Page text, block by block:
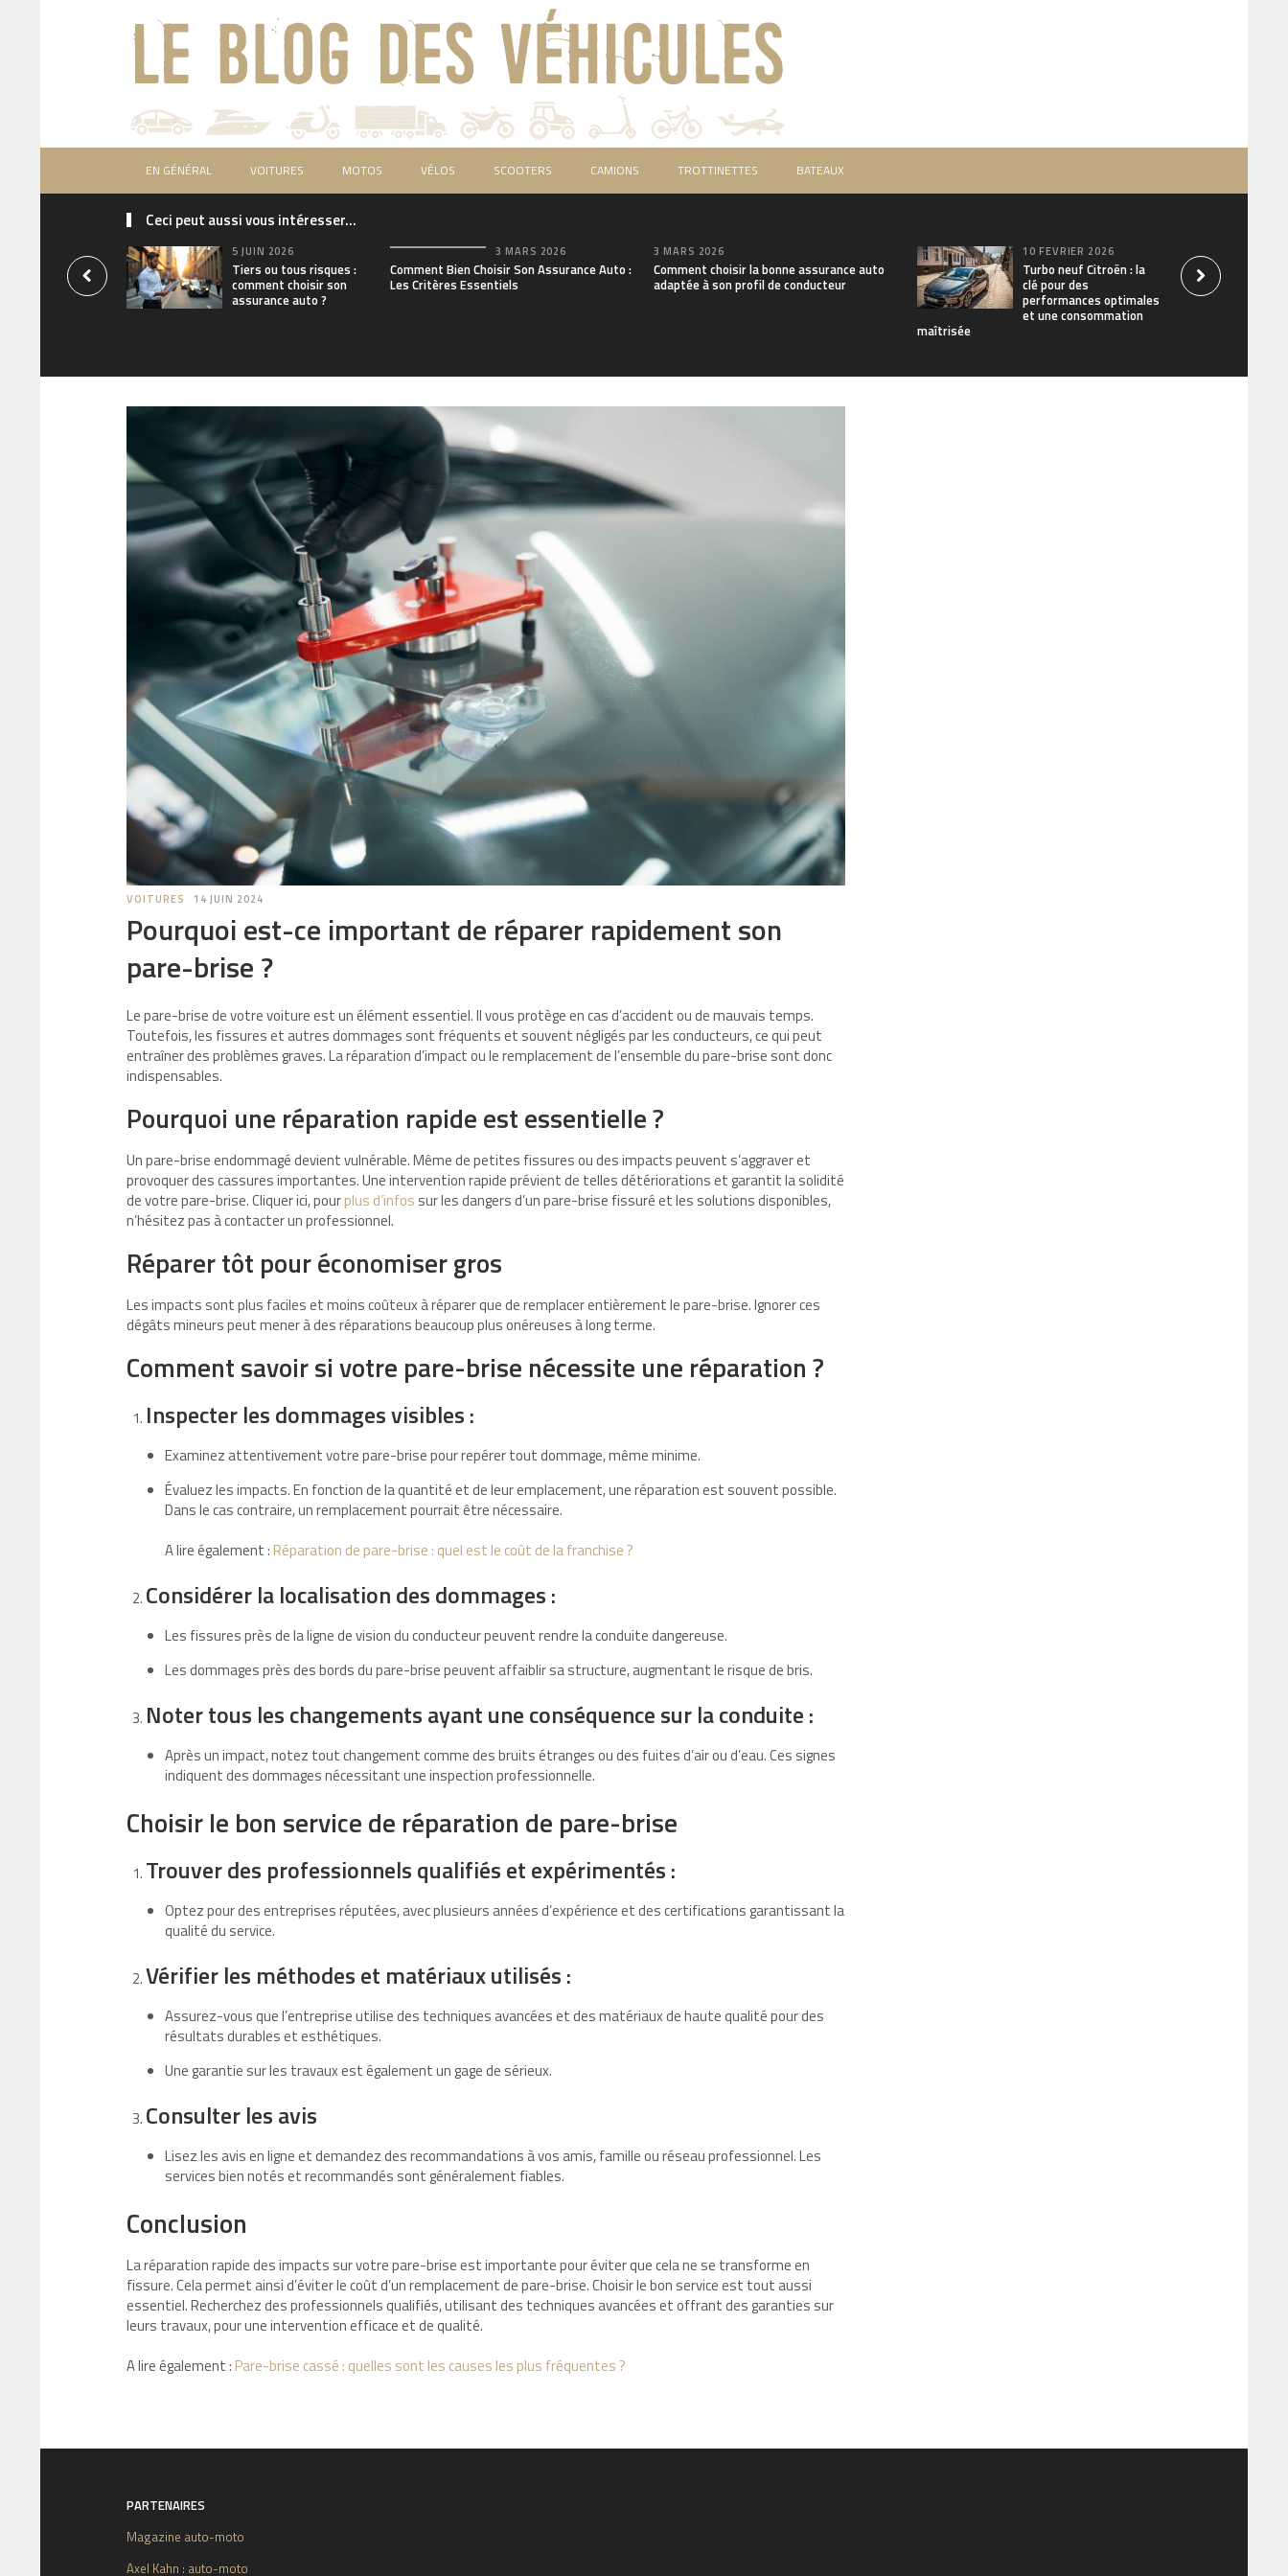
EN GÉNÉRAL VOITURES MOTOS VÉLOS SCOOTERS CAMIONS TROTTINETTES BATEAUX
Ceci peut aussi vous intéresser...
5 JUIN 2026
Tiers ou tous risques :
comment choisir son
assurance auto ?
3 MARS 2026
Comment Bien Choisir Son Assurance Auto :
Les Critères Essentiels
3 MARS 2026
Comment choisir la bonne assurance auto
adaptée à son profil de conducteur
10 FÉVRIER 2026
Turbo neuf Citroën : la
clé pour des
performances optimales
et une consommation
maîtrisée
VOITURES 14 JUIN 2024
Pourquoi est-ce important de réparer rapidement son
pare-brise ?
Le pare-brise de votre voiture est un élément essentiel. Il vous protège en cas d’accident ou de mauvais temps.
Toutefois, les fissures et autres dommages sont fréquents et souvent négligés par les conducteurs, ce qui peut
entraîner des problèmes graves. La réparation d’impact ou le remplacement de l’ensemble du pare-brise sont donc
indispensables.
Pourquoi une réparation rapide est essentielle ?
Un pare-brise endommagé devient vulnérable. Même de petites fissures ou des impacts peuvent s’aggraver et
provoquer des cassures importantes. Une intervention rapide prévient de telles détériorations et garantit la solidité
de votre pare-brise. Cliquer ici, pourplus d’infos sur les dangers d’un pare-brise fissuré et les solutions disponibles,
n’hésitez pas à contacter un professionnel.
Réparer tôt pour économiser gros
Les impacts sont plus faciles et moins coûteux à réparer que de remplacer entièrement le pare-brise. Ignorer ces
dégâts mineurs peut mener à des réparations beaucoup plus onéreuses à long terme.
Comment savoir si votre pare-brise nécessite une réparation ?
Inspecter les dommages visibles :
Examinez attentivement votre pare-brise pour repérer tout dommage, même minime.
Évaluez les impacts. En fonction de la quantité et de leur emplacement, une réparation est souvent possible.
Dans le cas contraire, un remplacement pourrait être nécessaire.
A lire également : Réparation de pare-brise : quel est le coût de la franchise ?
Considérer la localisation des dommages :
Les fissures près de la ligne de vision du conducteur peuvent rendre la conduite dangereuse.
Les dommages près des bords du pare-brise peuvent affaiblir sa structure, augmentant le risque de bris.
Noter tous les changements ayant une conséquence sur la conduite :
Après un impact, notez tout changement comme des bruits étranges ou des fuites d’air ou d’eau. Ces signes
indiquent des dommages nécessitant une inspection professionnelle.
Choisir le bon service de réparation de pare-brise
Trouver des professionnels qualifiés et expérimentés :
Optez pour des entreprises réputées, avec plusieurs années d’expérience et des certifications garantissant la
qualité du service.
Vérifier les méthodes et matériaux utilisés :
Assurez-vous que l’entreprise utilise des techniques avancées et des matériaux de haute qualité pour des
résultats durables et esthétiques.
Une garantie sur les travaux est également un gage de sérieux.
Consulter les avis
Lisez les avis en ligne et demandez des recommandations à vos amis, famille ou réseau professionnel. Les
services bien notés et recommandés sont généralement fiables.
Conclusion
La réparation rapide des impacts sur votre pare-brise est importante pour éviter que cela ne se transforme en
fissure. Cela permet ainsi d’éviter le coût d’un remplacement de pare-brise. Choisir le bon service est tout aussi
essentiel. Recherchez des professionnels qualifiés, utilisant des techniques avancées et offrant des garanties sur
leurs travaux, pour une intervention efficace et de qualité.
A lire également : Pare-brise cassé : quelles sont les causes les plus fréquentes ?
PARTENAIRES
Magazine auto-moto
Axel Kahn : auto-moto